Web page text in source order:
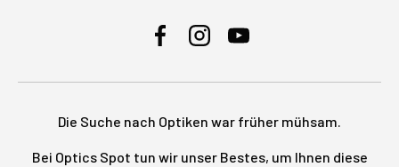
FacebookInstagramYouTube
Die Suche nach Optiken war früher mühsam.
Bei Optics Spot tun wir unser Bestes, um Ihnen diese